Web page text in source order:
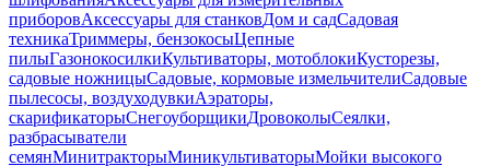
приборовАксессуары для станковДом и садСадовая
техникаТриммеры, бензокосыЦепные
пилыГазонокосилкиКультиваторы, мотоблокиКусторезы,
садовые ножницыСадовые, кормовые измельчителиСадовые
пылесосы, воздуходувкиАэраторы,
скарификаторыСнегоуборщикиДровоколыСеялки,
разбрасыватели
семянМинитракторыМиникультиваторыМойки высокого